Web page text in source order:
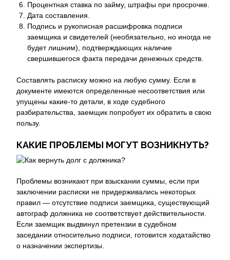
Процентная ставка по займу, штрафы при просрочке.
Дата составления.
Подпись и рукописная расшифровка подписи
заемщика и свидетелей (необязательно, но иногда не
будет лишним), подтверждающих наличие
свершившегося факта передачи денежных средств.
Составлять расписку можно на любую сумму. Если в
документе имеются определенные несоответствия или
упущены какие-то детали, в ходе судебного
разбирательства, заемщик попробует их обратить в свою
пользу.
КАКИЕ ПРОБЛЕМЫ МОГУТ ВОЗНИКНУТЬ?
Проблемы возникают при взыскании суммы, если при
заключении расписки не придерживались некоторых
правил — отсутствие подписи заемщика, существующий
автограф должника не соответствует действительности.
Если заемщик выдвинул претензии в судебном
заседании относительно подписи, готовится ходатайство
о назначении экспертизы.